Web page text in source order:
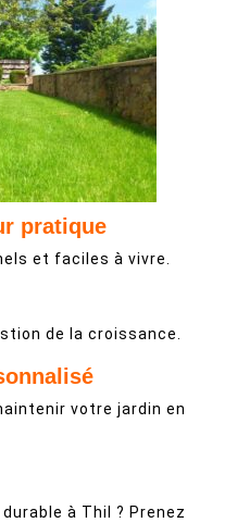
pratique
et faciles à vivre.
de la croissance.
votre jardin en
à Thil ? Prenez